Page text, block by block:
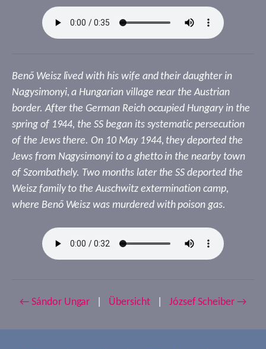
Benő Weisz lived with his wife and their daughter in
Nagysimonyi, a Hungarian village near the Austrian
border. After the German Reich occupied Hungary in the
spring of 1944, the SS began its systematic persecution
of the Jews there. On 10 May 1944, they deported the
Jews from Nagysimonyi to a ghetto in the nearby town
of Szombathely. Two months later the SS deported the
Weisz family to the Auschwitz extermination camp,
where Benő Weisz was murdered with poison gas.
← Sándor Ungar Übersicht József Scheiber →